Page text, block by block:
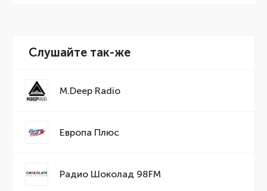
Слушайте так-же
M.Deep Radio
Европа Плюс
Радио Шоколад 98FM